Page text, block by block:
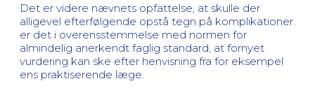
Det er videre nævnets opfattelse, at skulle der
alligevel efterfølgende opstå tegn på komplikationer
er det i overensstemmelse med normen for
almindelig anerkendt faglig standard, at fornyet
vurdering kan ske efter henvisning fra for eksempel
ens praktiserende læge.